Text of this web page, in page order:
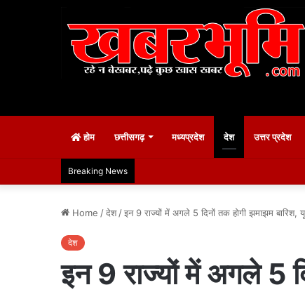
होम छत्तीसगढ़ मध्यप्रदेश देश उत्तर प्रदेश
Breaking News
Home /देश /इन 9 राज्यों में अगले 5 दिनों तक होगी झमाझम बारिश,
देश
इन 9 राज्यों में अगले 5